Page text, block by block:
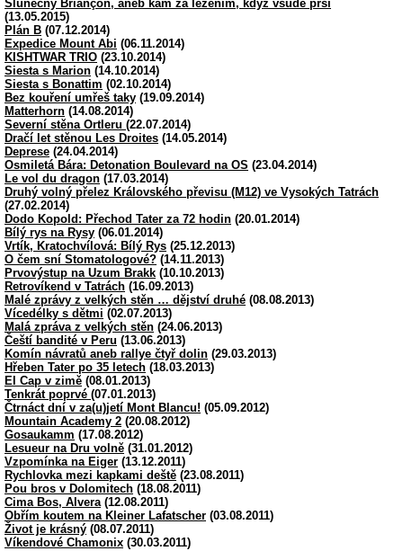
Slunečný Briançon, aneb kam za lezením, když všude prší
(13.05.2015)
Plán B (07.12.2014)
Expedice Mount Abi (06.11.2014)
KISHTWAR TRIO (23.10.2014)
Siesta s Marion (14.10.2014)
Siesta s Bonattim (02.10.2014)
Bez kouření umřeš taky (19.09.2014)
Matterhorn (14.08.2014)
Severní stěna Ortleru (22.07.2014)
Dračí let stěnou Les Droites (14.05.2014)
Deprese (24.04.2014)
Osmiletá Bára: Detonation Boulevard na OS (23.04.2014)
Le vol du dragon (17.03.2014)
Druhý volný přelez Královského převisu (M12) ve Vysokých Tatrách
(27.02.2014)
Dodo Kopold: Přechod Tater za 72 hodin (20.01.2014)
Bílý rys na Rysy (06.01.2014)
Vrtík, Kratochvílová: Bílý Rys (25.12.2013)
O čem sní Stomatologové? (14.11.2013)
Prvovýstup na Uzum Brakk (10.10.2013)
Retrovíkend v Tatrách (16.09.2013)
Malé zprávy z velkých stěn … dějství druhé (08.08.2013)
Vícedélky s dětmi (02.07.2013)
Malá zpráva z velkých stěn (24.06.2013)
Čeští bandité v Peru (13.06.2013)
Komín návratů aneb rallye čtyř dolin (29.03.2013)
Hřeben Tater po 35 letech (18.03.2013)
El Cap v zimě (08.01.2013)
Tenkrát poprvé (07.01.2013)
Čtrnáct dní v za(u)jetí Mont Blancu! (05.09.2012)
Mountain Academy 2 (20.08.2012)
Gosaukamm (17.08.2012)
Lesueur na Dru volně (31.01.2012)
Vzpomínka na Eiger (13.12.2011)
Rychlovka mezi kapkami deště (23.08.2011)
Pou bros v Dolomitech (18.08.2011)
Cima Bos, Alvera(12.08.2011)
Obřím koutem na Kleiner Lafatscher (03.08.2011)
Život je krásný (08.07.2011)
Víkendové Chamonix (30.03.2011)